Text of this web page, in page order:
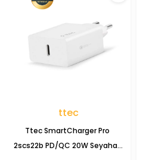
ttec
Ttec SmartCharger Pro
2scs22b PD/QC 20W Seyahat